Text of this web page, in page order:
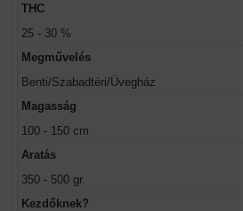
THC
25 - 30 %
Megművelés
Benti/Szabadtéri/Üvegház
Magasság
100 - 150 cm
Aratás
350 - 500 gr.
Kezdőknek?